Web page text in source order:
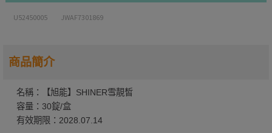
五膳蛋白機能飲
RE4DAY PDRN膠原亮妍飲
膠原亮妍飲(15g/15條/盒) 單盒 -
(現省30元)
U52450005 JWAF7301869
商品簡介
名稱：【旭能】SHINER雪靚皙
容量：30錠/盒
有效期限：2028.07.14